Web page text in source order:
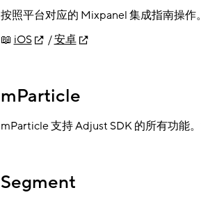
按照平台对应的 Mixpanel 集成指南操作。
📖 iOS /安卓
mParticle
mParticle 支持 Adjust SDK 的所有功能
Segment